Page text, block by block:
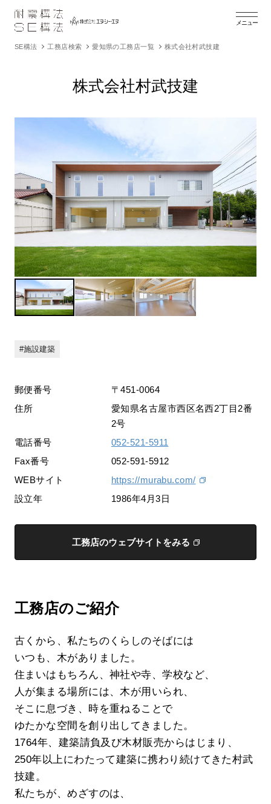
メニュー
SE構法 工務店検索 愛知県の工務店一覧 株式会社村武技建
株式会社村武技建
施設建築
郵便番号
〒451-0064
住所
愛知県名古屋市西区名西2丁目2番
2号
電話番号
052-521-5911
Fax番号
052-591-5912
WEBサイト
https://murabu.com/
設立年
1986年4月3日
工務店のウェブサイトをみる
工務店のご紹介
古くから、私たちのくらしのそばには
いつも、木がありました。
住まいはもちろん、神社や寺、学校など、
人が集まる場所には、木が用いられ、
そこに息づき、時を重ねることで
ゆたかな空間を創り出してきました。
1764年、建築請負及び木材販売からはじまり、
250年以上にわたって建築に携わり続けてきた村武
技建。
私たちが、めざすのは、